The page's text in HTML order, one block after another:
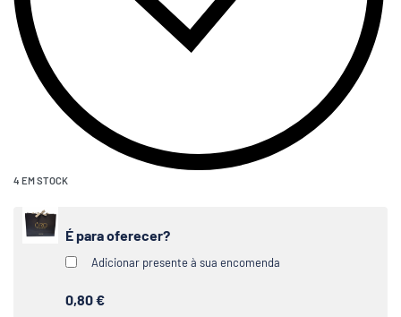
4 EM STOCK
É para oferecer?
Adicionar presente à sua encomenda
0,80 €